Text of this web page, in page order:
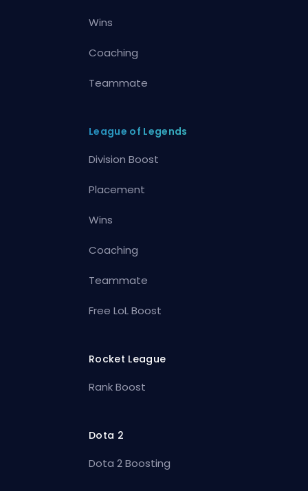
Wins
Coaching
Teammate
League of Legends
Division Boost
Placement
Wins
Coaching
Teammate
Free LoL Boost
Rocket League
Rank Boost
Dota 2
Dota 2 Boosting